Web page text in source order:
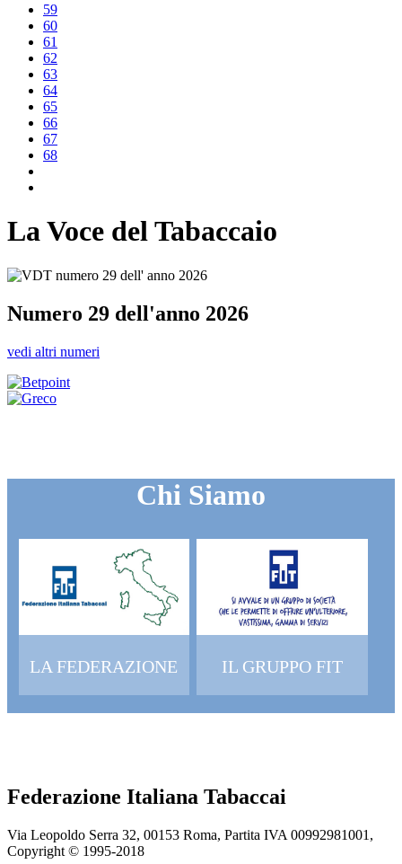
59
60
61
62
63
64
65
66
67
68
La Voce del Tabaccaio
Numero 29 dell'anno 2026
vedi altri numeri
Chi Siamo
LA FEDERAZIONE IL GRUPPO FIT
Federazione Italiana Tabaccai
Via Leopoldo Serra 32, 00153 Roma, Partita IVA 00992981001,
Copyright © 1995-2018